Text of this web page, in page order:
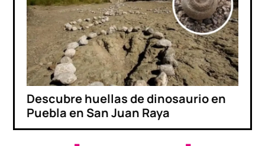
Descubre huellas de dinosaurio en
Puebla en San Juan Raya